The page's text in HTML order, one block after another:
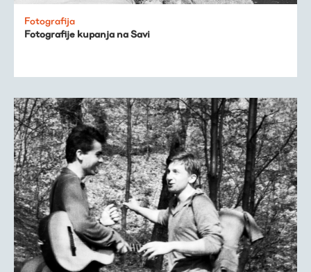
Fotografija
Fotografije kupanja na Savi